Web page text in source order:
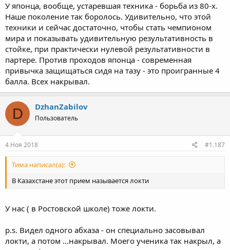
У японца, вообще, устаревшая техника - борьба из 80-х.
Наше поколение так боролось. Удивительно, что этой
техники и сейчас достаточно, чтобы стать чемпионом
мира и показывать удивительную результативность в
стойке, при практически нулевой результативности в
партере. Против проходов японца - современная
привычка защищаться сидя на тазу - это проигранные 4
балла. Всех накрывал.
D DzhanZabilov
Пользователь
4 Ноя 2018 #1.187
Тима написал(а):
В Казахстане этот прием называется локти
У нас ( в Ростовской школе) тоже локти.
p.s. Видел одного абхаза - он специально засовывал
локти, а потом ...накрывал. Моего ученика так накрыл, а